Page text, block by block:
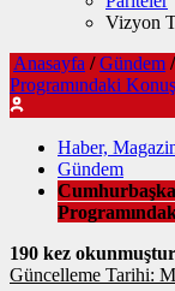
Vizyon
Anasayfa / Gündem /
Programındaki
Haber,
Gündem
190 kez okunmuştur
Güncelleme Tarihi: